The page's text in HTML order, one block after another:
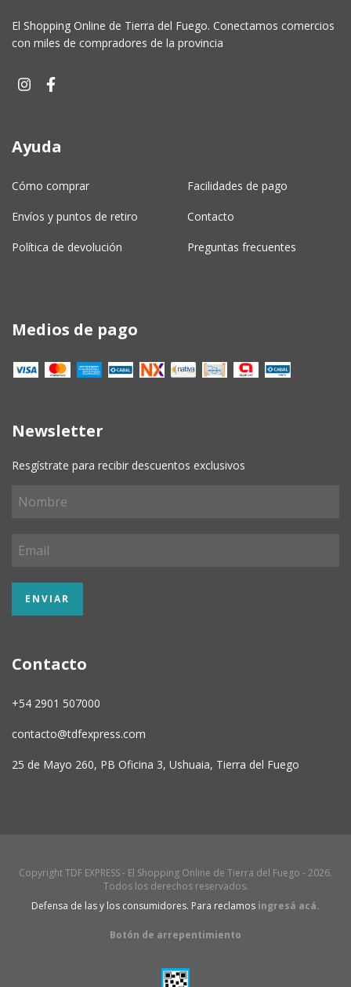
El Shopping Online de Tierra del Fuego. Conectamos comercios
con miles de compradores de la provincia
Ayuda
Cómo comprar Facilidades de pago
Envíos y puntos de retiro Contacto
Política de devolución Preguntas frecuentes
Medios de pago
Newsletter
Resgístrate para recibir descuentos exclusivos
Contacto
+54 2901 507000
contacto@tdfexpress.com
25 de Mayo 260, PB Oficina 3, Ushuaia, Tierra del Fuego
Copyright TDF EXPRESS - El Shopping Online de Tierra del Fuego - 2026.
Todos los derechos reservados.
Defensa de las y los consumidores. Para reclamos ingresá acá.
Botón de arrepentimiento